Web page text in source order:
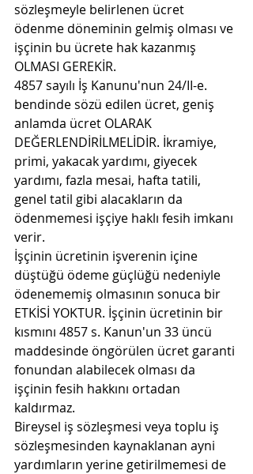
sözleşmeyle belirlenen ücret
ödenme döneminin gelmiş olması ve
işçinin bu ücrete hak kazanmış
OLMASI GEREKİR.
4857 sayılı İş Kanunu'nun 24/II-e.
bendinde sözü edilen ücret, geniş
anlamda ücret OLARAK
DEĞERLENDİRİLMELİDİR. İkramiye,
primi, yakacak yardımı, giyecek
yardımı, fazla mesai, hafta tatili,
genel tatil gibi alacakların da
ödenmemesi işçiye haklı fesih imkanı
verir.
İşçinin ücretinin işverenin içine
düştüğü ödeme güçlüğü nedeniyle
ödenememiş olmasının sonuca bir
ETKİSİ YOKTUR. İşçinin ücretinin bir
kısmını 4857 s. Kanun'un 33 üncü
maddesinde öngörülen ücret garanti
fonundan alabilecek olması da
işçinin fesih hakkını ortadan
kaldırmaz.
Bireysel iş sözleşmesi veya toplu iş
sözleşmesinden kaynaklanan ayni
yardımların yerine getirilmemesi de